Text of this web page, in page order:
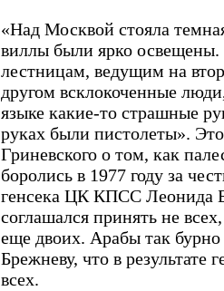
«Над Москвой стояла
виллы были ярко
лестницам, ведущим на
другом всклокоченные
языке какие-то страшные
руках были пистолеты».
Гриневского о том, как
боролись в 1977 году за
генсека ЦК КПСС Леонида
соглашался принять не
еще двоих. Арабы так
Брежневу, что в результате
всех.